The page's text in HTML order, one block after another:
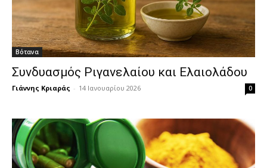
Βότανα
Συνδυασμός Ριγανελαίου και Ελαιολάδου
Γιάννης Κριαράς - 14 Ιανουαρίου 2026 0